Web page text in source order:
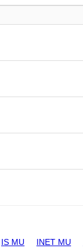
IS MU INET MU